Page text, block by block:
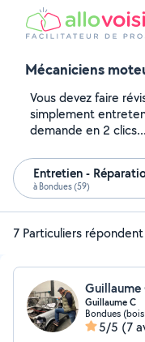
Mécaniciens
Vous devez faire
simplement
demande en 2 clics...
Entretien -
à Bondues (59)
7 Particuliers répondent
Guillaume
Guillaume C
Bondues
5/5 (7